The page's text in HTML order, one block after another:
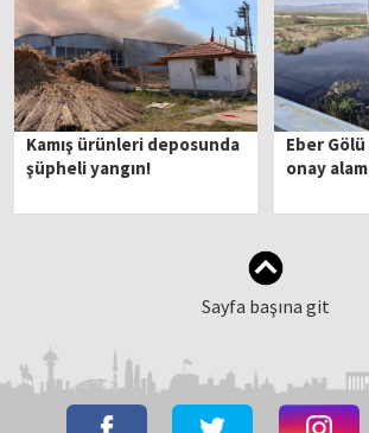
Kamış ürünleri deposunda
şüpheli yangın!
Eber
onay
Sayfa başına git